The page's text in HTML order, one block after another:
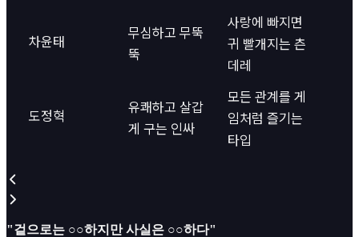
차윤태
무심하고 무뚝
뚝
사랑에 빠지면
귀 빨개지는 츤
데레
도정혁
유쾌하고 살갑
게 구는 인싸
모든 관계를 게
임처럼 즐기는
타입
"겉으로는 ○○하지만 사실은 ○○하다"